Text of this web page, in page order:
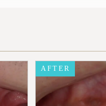
AFTER